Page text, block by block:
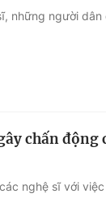
những người
chấn động
nghệ sĩ với